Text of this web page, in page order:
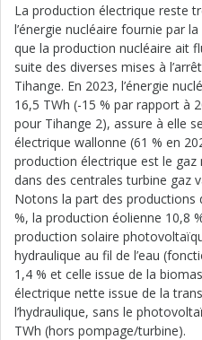
La production électrique reste
l’énergie nucléaire fournie par
que la production nucléaire ait
suite des diverses mises à
Tihange. En 2023, l’énergie
16,5 TWh (-15 % par rapport à
pour Tihange 2), assure à elle
électrique wallonne (61 % en
production électrique est le
dans des centrales turbine gaz
Notons la part des productions
%, la production éolienne 10,8
production solaire
hydraulique au fil de l’eau
1,4 % et celle issue de la
électrique nette issue de la
l’hydraulique, sans le
TWh (hors pompage/turbine).